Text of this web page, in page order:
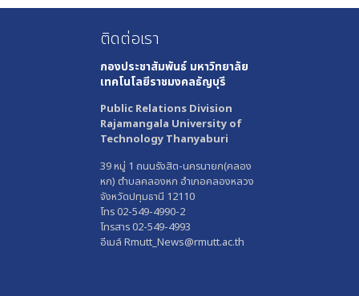
ติดต่อเรา
กองประชาสัมพันธ์ มหาวิทยาลัย
เทคโนโลยีราชมงคลธัญบุรี
Public Relations Division
Rajamangala University of
Technology Thanyaburi
39 หมู่ 1 ถนนรังสิต-นครนายก(คลอง
หก) ตำบลคลองหก อำเภอคลองหลวง
จังหวัดปทุมธานี 12110
โทร 02-549-4990-2
โทรสาร 02-549-4993
อีเมล์ Rmutt_News@rmutt.ac.th